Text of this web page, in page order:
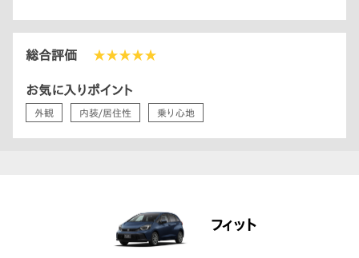
総合評価 ★★★★★
お気に入りポイント
外観 内装/居住性 乗り心地
フィット